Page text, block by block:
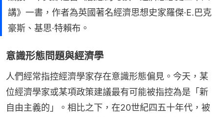
講》一書，作者為英國著名經濟思想史家羅傑·E.巴克
豪斯、基思·特賴布。
意識形態問題與經濟學
人們經常指控經濟學家存在意識形態偏見。今天，某
位經濟學家或某項政策建議最有可能被指控為是「新
自由主義的」。相比之下，在20世紀四五十年代，被